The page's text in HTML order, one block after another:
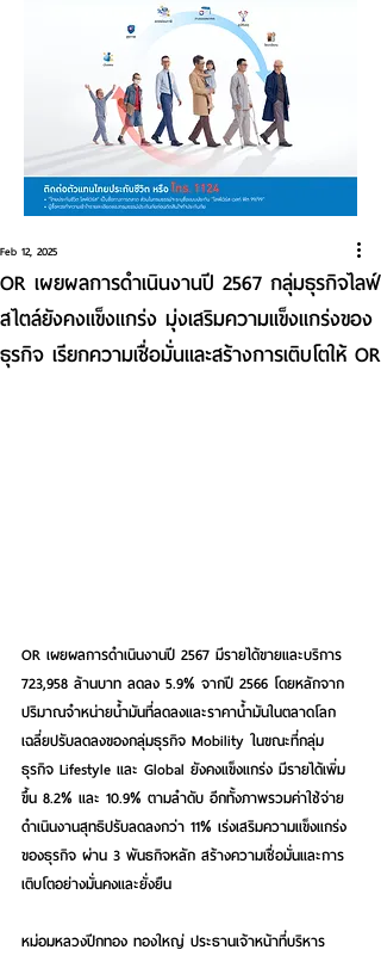
OR เผยผลการดำเนินงานปี 2567 กลุ่มธุรกิจไลฟ์
สไตล์ยังคงแข็งแกร่ง มุ่งเสริมความแข็งแกร่งของ
ธุรกิจ เรียกความเชื่อมั่นและสร้างการเติบโตให้ OR
Feb 12, 2025
OR เผยผลการดำเนินงานปี 2567 มีรายได้ขายและบริการ
723,958 ล้านบาท ลดลง 5.9% จากปี 2566 โดยหลักจาก
ปริมาณจำหน่ายน้ำมันที่ลดลงและราคาน้ำมันในตลาดโลก
เฉลี่ยปรับลดลงของกลุ่มธุรกิจ Mobility ในขณะที่กลุ่ม
ธุรกิจ Lifestyle และ Global ยังคงแข็งแกร่ง มีรายได้เพิ่ม
ขึ้น 8.2% และ 10.9% ตามลำดับ อีกทั้งภาพรวมค่าใช้จ่าย
ดำเนินงานสุทธิปรับลดลงกว่า 11% เร่งเสริมความแข็งแกร่ง
ของธุรกิจ ผ่าน 3 พันธกิจหลัก สร้างความเชื่อมั่นและการ
เติบโตอย่างมั่นคงและยั่งยืน
หม่อมหลวงปีกทอง ทองใหญ่ ประธานเจ้าหน้าที่บริหาร